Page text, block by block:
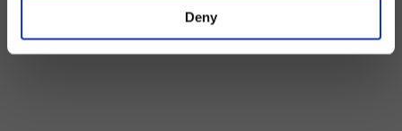
Deny